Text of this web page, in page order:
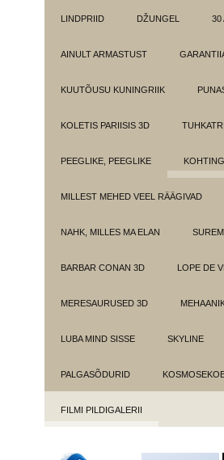
LINDPRIID DŽUNGEL 30
AINULT ARMASTUST
KUUTÕUSU KUNINGRIIK
KOLETIS PARIISIS 3D
PEEGLIKE, PEEGLIKE KOHTING
MILLEST MEHED VEEL RÄÄGIVAD
NAHK, MILLES MA ELAN
BARBAR CONAN 3D LOPE DE
MERESAURUSED 3D
LUBA MIND SISSE SKYLINE
PALGASÕDURID
FILMI PILDIGALERII